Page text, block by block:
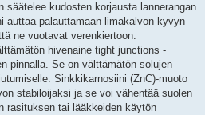
kudosten korjausta lannerangan
auttaa palauttamaan limakalvon kyvyn
ne vuotavat verenkiertoon.
hivenaine tight junctions -
pinnalla. Se on välttämätön solujen
Sinkkikarnosiini (ZnC)-muoto
stabiloijaksi ja se voi vähentää suolen
rasituksen tai lääkkeiden käytön